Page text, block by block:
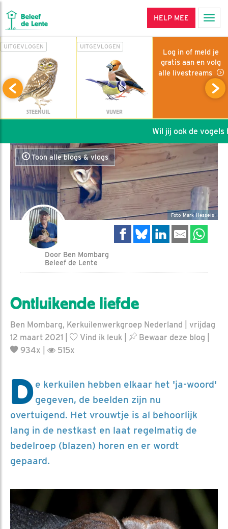
HELP MEE
UITGEVLOGEN
STEENUIL
UITGEVLOGEN
VIJVER
Log in of meld je
gratis aan en volg
alle livestreams
Wil jij ook de vogels
Toon alle blogs & vlogs
Foto Mark Hessels
Door Ben Mombarg
Beleef de Lente
Ontluikende liefde
Ben Mombarg, Kerkuilenwerkgroep Nederland | vrijdag
12 maart 2021 |
Vind ik leuk Bewaar deze blog
934x |
515x
De kerkuilen hebben elkaar het 'ja-woord'
gegeven, de beelden zijn nu
overtuigend. Het vrouwtje is al behoorlijk
lang in de nestkast en laat regelmatig de
bedelroep (blazen) horen en er wordt
gepaard.